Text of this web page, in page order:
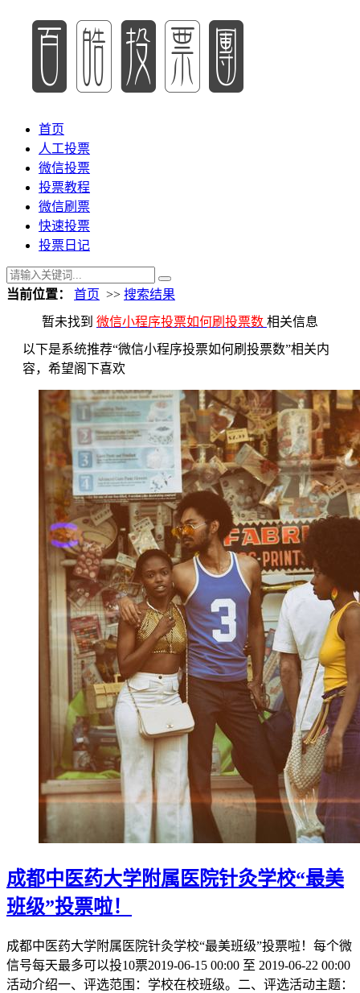
首页
人工投票
微信投票
投票教程
微信刷票
快速投票
投票日记
当前位置： 首页 >> 搜索结果
暂未找到 微信小程序投票如何刷投票数 相关信息
以下是系统推荐“微信小程序投票如何刷投票数”相关内
容，希望阁下喜欢
成都中医药大学附属医院针灸学校“最美
班级”投票啦！
成都中医药大学附属医院针灸学校“最美班级”投票啦！每个微
信号每天最多可以投10票2019-06-15 00:00 至 2019-06-22 00:00
活动介绍一、评选范围：学校在校班级。二、评选活动主题：